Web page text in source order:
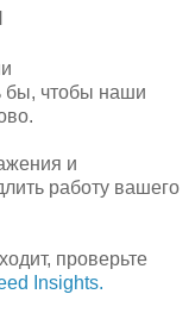
бы, чтобы наши
и
работу вашего
проверьте
​​Insights.